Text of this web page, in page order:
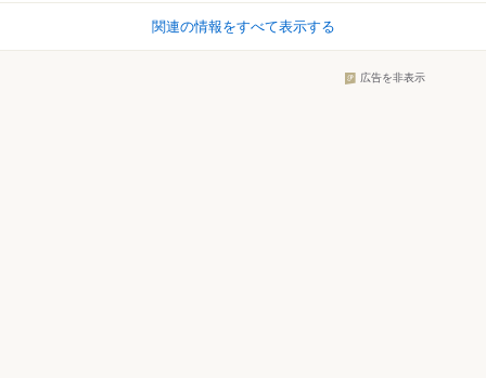
関連の情報をすべて表示する
広告を非表示